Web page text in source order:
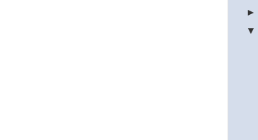
►
▼